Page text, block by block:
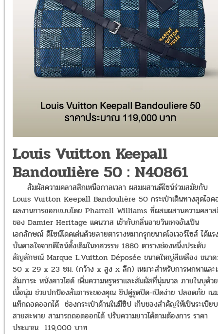
Louis Vuitton Keepall
Bandoulière 50 : N40861
สัมผัสความคลาสสิกเหนือกาลเวลา ผสมผสานดีไซน์ร่วมสมัยกับ
Louis Vuitton Keepall Bandoulière 50 กระเป๋าเดินทางสุดไอ
ผลงานการออกแบบโดย Pharrell Williams ที่ผสมผสานความคลา
ของ Damier Heritage แคนวาส เข้ากับกลิ่นอายวินเทจอันเป็น
เอกลักษณ์ ดีไซน์โดดเด่นด้วยลายตารางหมากรุกขนาดโอเวอร์ไซส์ ได้แร
บันดาลใจจากดีไซน์ดั้งเดิมในทศวรรษ 1880 ตารางช่องหนึ่งประดับ
สัญลักษณ์ Marque L.Vuitton Déposée ขนาดใหญ่สีเหลือง ขนาด:
50 x 29 x 23 ซม. (กว้าง x สูง x ลึก) เหมาะสำหรับการพกพาและ
สัมภาระ หนังคาวไฮด์ เพิ่มความหรูหราและสัมผัสที่นุ่มนวล ภายในบุด้ว
เนื้อนุ่ม ช่วยปกป้องสัมภาระของคุณ ซิปคู่รูดปิด-เปิดง่าย ปลอดภัย เน
แท็กถอดออกได้ ช่องกระเป๋าด้านในมีซิป เก็บของสำคัญให้เป็นระเบียบ
สายสะพาย สามารถถอดออกได้ ปรับความยาวได้ตามต้องการ ราคา
ประมาณ 119,000 บาท